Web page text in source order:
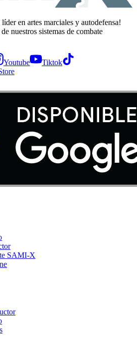
en artes marciales y autodefensa!
nuestros sistemas de combate
Youtube Tiktok
SAMI-X